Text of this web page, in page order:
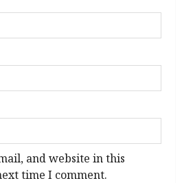
and website in this
time I comment.